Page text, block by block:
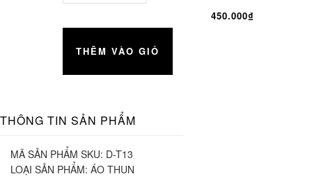
THÊM VÀO GIỎ
THÔNG TIN SẢN PHẨM
MÃ SẢN PHẨM SKU: D-T13
LOẠI SẢN PHẨM: ÁO THUN
450.000₫